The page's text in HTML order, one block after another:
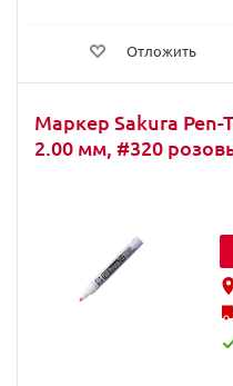
Отложить
Маркер Sakura Pen-
2.00 мм, #320